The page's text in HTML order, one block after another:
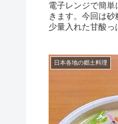
電子レンジで簡
きます。今回は
少量入れた甘酸っ
ヘルシー志向の
材料いちごはちみ
レビュー
日本各地の郷土料理